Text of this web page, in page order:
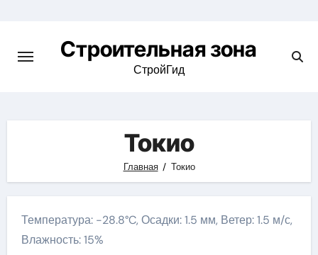
content
Строительная зона
СтройГид
Токио
Главная Токио
Температура: -28.8°C, Осадки: 1.5 мм, Ветер: 1.5 м/с,
Влажность: 15%